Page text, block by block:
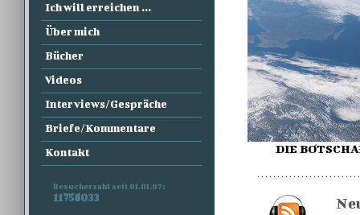
Ich will erreichen ...
Über mich
Bücher
Videos
Interviews/Gespräche
Briefe/Kommentare
Kontakt
Besucherzahl seit 01.01.07:
11758033
DIE